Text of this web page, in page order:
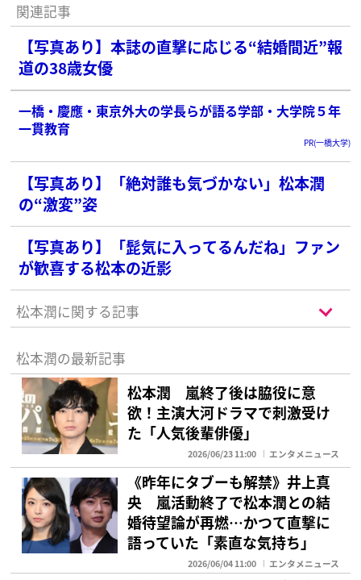
関連記事
【写真あり】本誌の直撃に応じる“結婚間近”報
道の38歳女優
一橋・慶應・東京外大の学長らが語る学部・大学院５年
一貫教育
PR(一橋大学)
【写真あり】「絶対誰も気づかない」松本潤
の“激変”姿
【写真あり】「髭気に入ってるんだね」ファン
が歓喜する松本の近影
松本潤に関する記事
松本潤の最新記事
松本潤 嵐終了後は脇役に意
欲！主演大河ドラマで刺激受け
た「人気後輩俳優」
2026/06/23 11:00 エンタメニュース
《昨年にタブーも解禁》井上真
央 嵐活動終了で松本潤との結
婚待望論が再燃…かつて直撃に
語っていた「素直な気持ち」
2026/06/04 11:00 エンタメニュース